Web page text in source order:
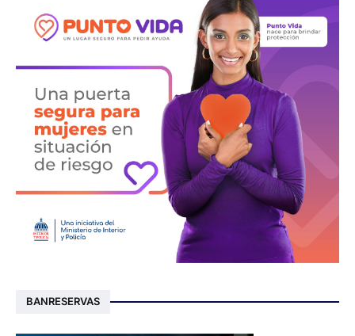
BANRESERVAS